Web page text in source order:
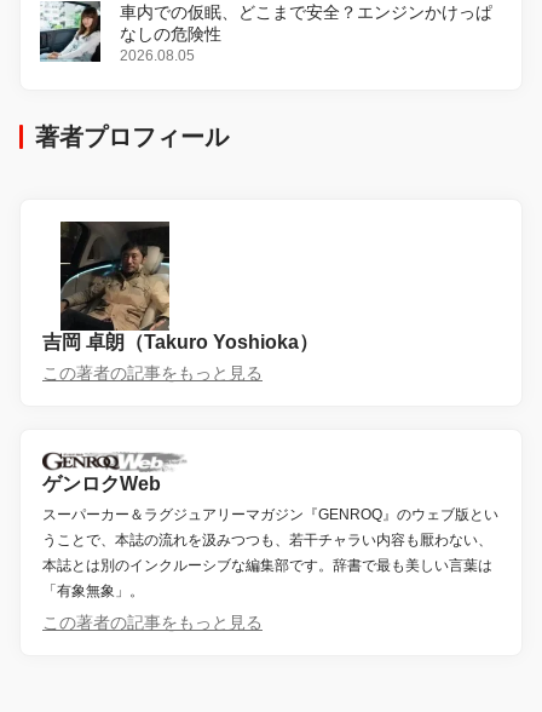
車内での仮眠、どこまで安全？エンジンかけっぱ
なしの危険性
2026.08.05
著者プロフィール
吉岡 卓朗（Takuro Yoshioka）
この著者の記事をもっと見る
ゲンロクWeb
スーパーカー＆ラグジュアリーマガジン『GENROQ』のウェブ版とい
うことで、本誌の流れを汲みつつも、若干チャラい内容も厭わない、
本誌とは別のインクルーシブな編集部です。辞書で最も美しい言葉は
「有象無象」。
この著者の記事をもっと見る